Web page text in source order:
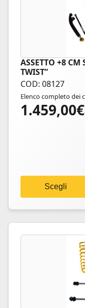
ASSETTO +8 CM
TWIST”
COD: 08127
Elenco completo dei
1.459,00€
Fascia
1.529,00€
Scegli
Questo
prodotto
ha
più
varianti.
pagina
del